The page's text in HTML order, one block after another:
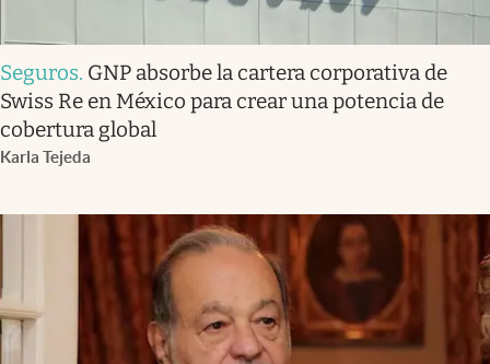
Seguros. GNP absorbe la cartera corporativa de
Swiss Re en México para crear una potencia de
cobertura global
Karla Tejeda